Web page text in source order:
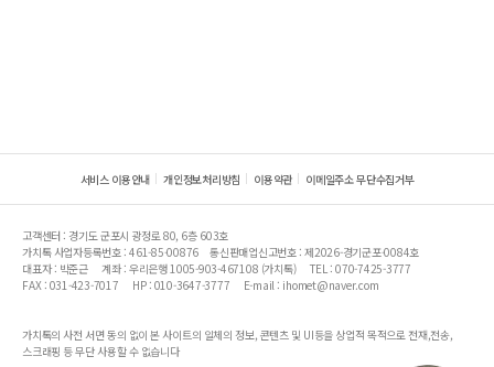
서비스 이용안내 개인정보처리방침 이용약관 이메일주소 무단수집거부
고객센터 : 경기도 군포시 광정로 80, 6층 603호
가치톡 사업자등록번호 : 461-85-00876
통신판매업신고번호 : 제2026-경기군포-0084호
대표자 : 박준근
계좌 : 우리은행 1005-903-467108 (가치톡)
TEL : 070-7425-3777
FAX : 031-423-7017
HP : 010-3647-3777 E-mail : ihomet@naver.com
가치톡의 사전 서면 동의 없이 본 사이트의 일체의 정보, 콘텐츠 및 UI등을 상업적 목적으로 전재,전송,
스크래핑 등 무단 사용할 수 없습니다